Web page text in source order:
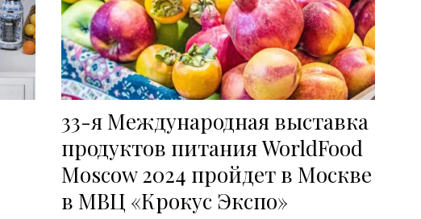
33-я Международная выставка
продуктов питания WorldFood
Moscow 2024 пройдет в Москве
в МВЦ «Крокус Экспо»